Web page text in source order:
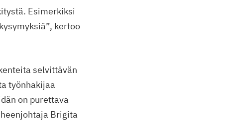
Esimerkiksi
kertoo
selvittävän
työnhakijaa
on purettava
Brigita